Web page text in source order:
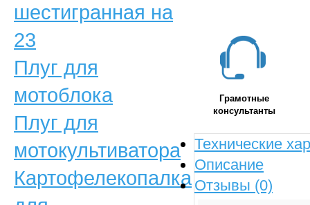
Грамотные
консультанты
Технические
Описание
Отзывы (0)
шестигранная на
23
Плуг для
мотоблока
Плуг для
мотокультиватора
Картофелекопалка